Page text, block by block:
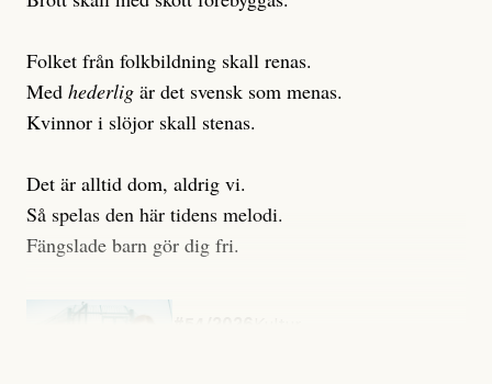
Folket från folkbildning skall renas.
Med hederlig är det svensk som menas.
Kvinnor i slöjor skall stenas.
Det är alltid dom, aldrig vi.
Så spelas den här tidens melodi.
Fängslade barn gör dig fri.